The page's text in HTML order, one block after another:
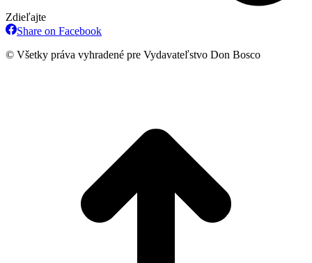
Zdieľajte
Share on FacebookShare
Facebook
© Všetky práva vyhradené pre Vydavateľstvo Don Bosco